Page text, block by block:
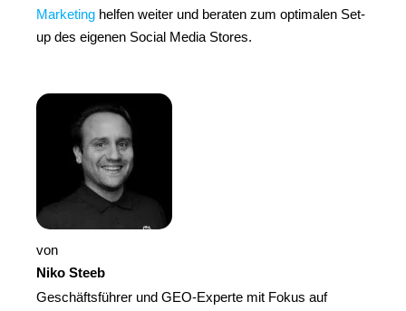
Marketing helfen weiter und beraten zum optimalen Set-
up des eigenen Social Media Stores.
von
Niko Steeb
Geschäftsführer und GEO-Experte mit Fokus auf